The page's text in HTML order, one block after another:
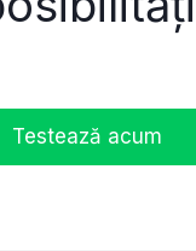
Testează acum